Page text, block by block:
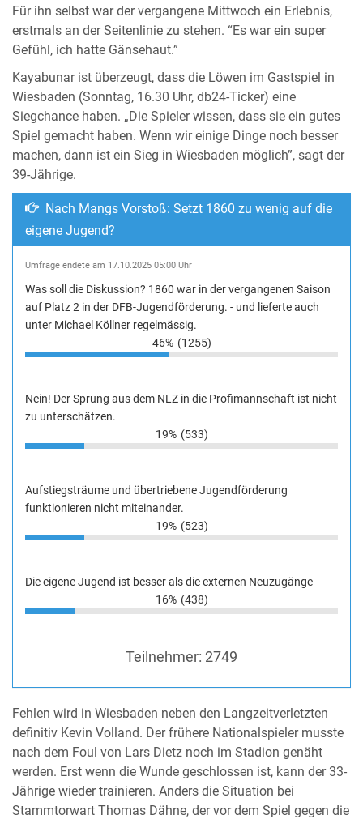
Für ihn selbst war der vergangene Mittwoch ein Erlebnis,
erstmals an der Seitenlinie zu stehen. “Es war ein super
Gefühl, ich hatte Gänsehaut.”
Kayabunar ist überzeugt, dass die Löwen im Gastspiel in
Wiesbaden (Sonntag, 16.30 Uhr, db24-Ticker) eine
Siegchance haben. „Die Spieler wissen, dass sie ein gutes
Spiel gemacht haben. Wenn wir einige Dinge noch besser
machen, dann ist ein Sieg in Wiesbaden möglich”, sagt der
39-Jährige.
Nach Mangs Vorstoß: Setzt 1860 zu wenig auf die
eigene Jugend?
Umfrage endete am 17.10.2025 05:00 Uhr
Was soll die Diskussion? 1860 war in der vergangenen Saison
auf Platz 2 in der DFB-Jugendförderung. - und lieferte auch
unter Michael Köllner regelmässig.
46% (1255)
Nein! Der Sprung aus dem NLZ in die Profimannschaft ist nicht
zu unterschätzen.
19% (533)
Aufstiegsträume und übertriebene Jugendförderung
funktionieren nicht miteinander.
19% (523)
Die eigene Jugend ist besser als die externen Neuzugänge
16% (438)
Teilnehmer: 2749
Fehlen wird in Wiesbaden neben den Langzeitverletzten
definitiv Kevin Volland. Der frühere Nationalspieler musste
nach dem Foul von Lars Dietz noch im Stadion genäht
werden. Erst wenn die Wunde geschlossen ist, kann der 33-
Jährige wieder trainieren. Anders die Situation bei
Stammtorwart Thomas Dähne, der vor dem Spiel gegen die